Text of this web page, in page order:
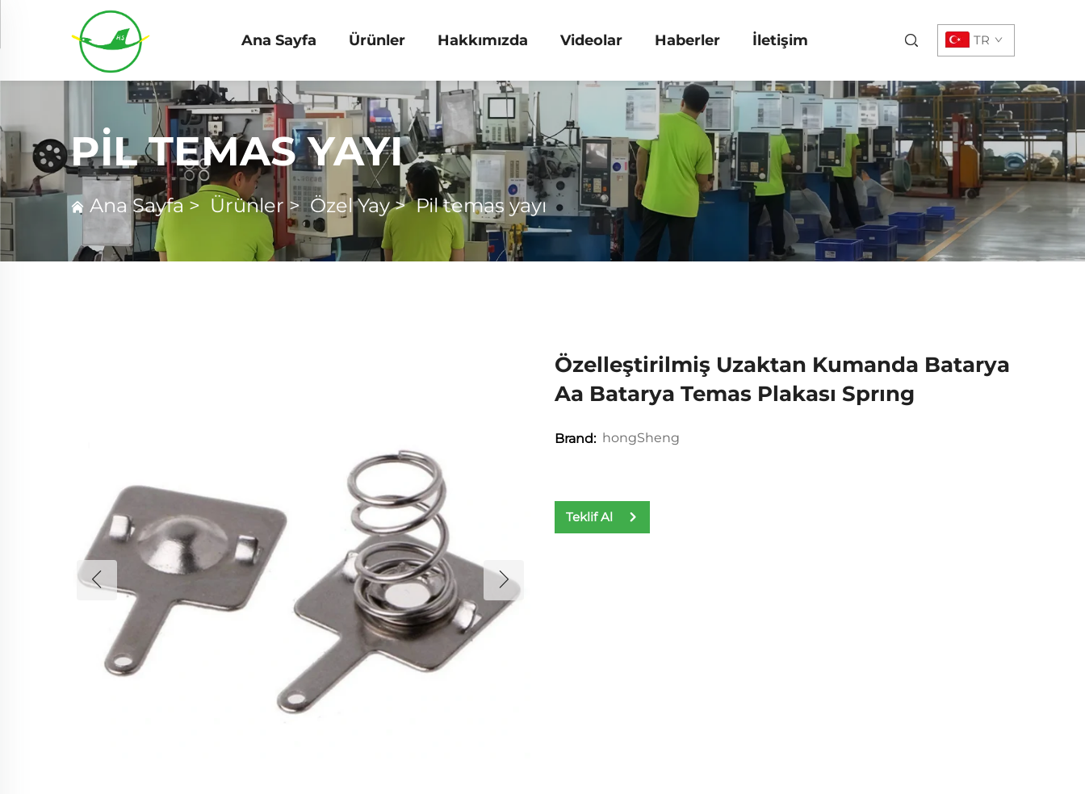
Ana Sayfa Ürünler Hakkımızda Videolar Haberler İletişim TR
PIL TEMAS YAYI
Ana Sayfa> Ürünler>Özel Yay>Pil temas yayı
Özelleştirilmiş Uzaktan Kumanda Batarya
Aa Batarya Temas Plakası Sprıng
Brand: hongSheng
Teklif Al